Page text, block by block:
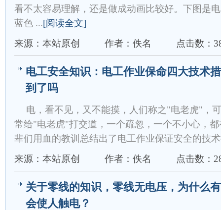
看不太容易理解，还是做成动画比较好。下图是
蓝色 ...[阅读全文]
来源：本站原创
作者：佚名 点击数：
电工安全知识：电工作业保命四大技术
到了吗
电，看不见，又不能摸，人们称之"电老虎"，
常给"电老虎"打交道，一个疏忽，一个不小心，
辈们用血的教训总结出了电工作业保证安全的技
来源：本站原创
作者：佚名 点击数：
关于零线的知识，零线无电压，为什么
会使人触电？